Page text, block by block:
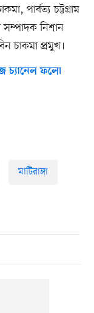
পার্বত্য চট্টগ্রাম
সম্পাদক নিশান
চাকমা প্রমুখ।
চ্যানেল ফলো
মাটিরাঙ্গা